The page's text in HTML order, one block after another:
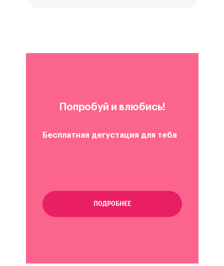
Попробуй и влюбись!
Бесплатная дегустация для тебя
ПОДРОБНЕЕ